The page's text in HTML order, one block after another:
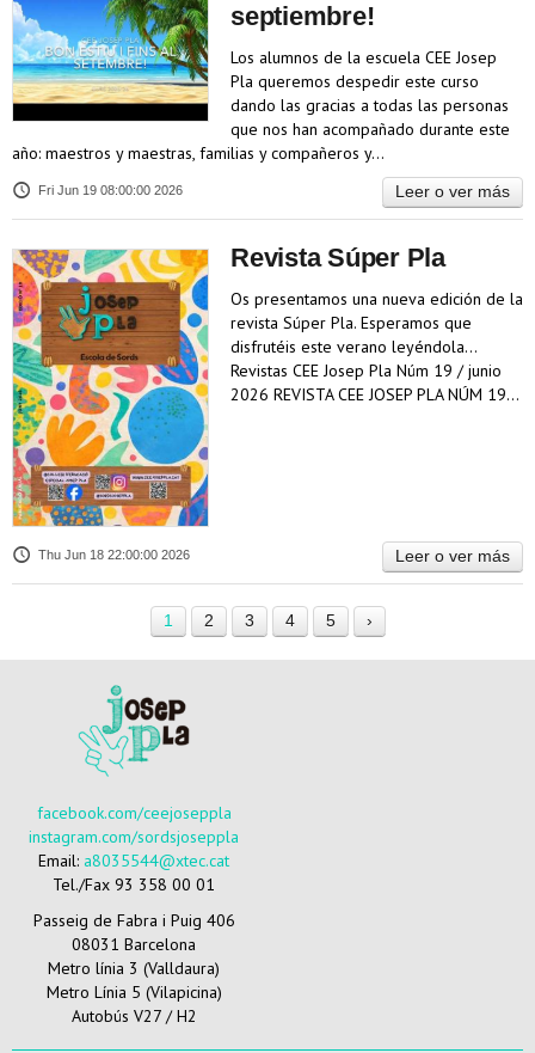
septiembre!
Los alumnos de la escuela CEE Josep
Pla queremos despedir este curso
dando las gracias a todas las personas
que nos han acompañado durante este
año: maestros y maestras, familias y compañeros y…
Fri Jun 19 08:00:00 2026 Leer o ver más
Revista Súper Pla
Os presentamos una nueva edición de la
revista Súper Pla. Esperamos que
disfrutéis este verano leyéndola...
Revistas CEE Josep Pla Núm 19 / junio
2026 REVISTA CEE JOSEP PLA NÚM 19…
Thu Jun 18 22:00:00 2026 Leer o ver más
1 2 3 4 5 ›
facebook.com/ceejoseppla
instagram.com/sordsjoseppla
Email: a8035544@xtec.cat
Tel./Fax 93 358 00 01
Passeig de Fabra i Puig 406
08031 Barcelona
Metro línia 3 (Valldaura)
Metro Línia 5 (Vilapicina)
Autobús V27 / H2